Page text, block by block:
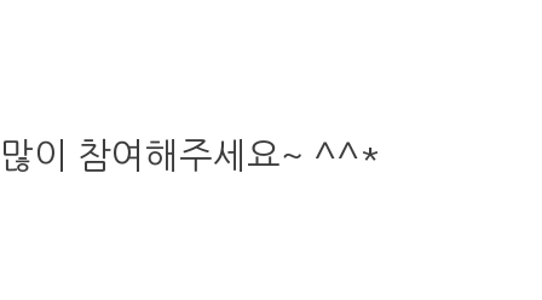
많이 참여해주세요~ ^^*